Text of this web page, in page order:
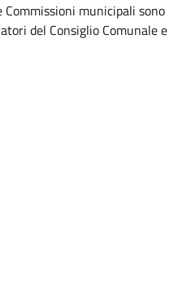
municipali sono
del Consiglio Comunale e